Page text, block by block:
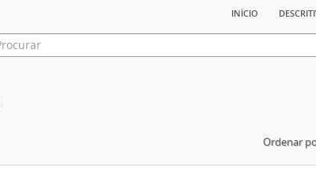
início
Ordenar